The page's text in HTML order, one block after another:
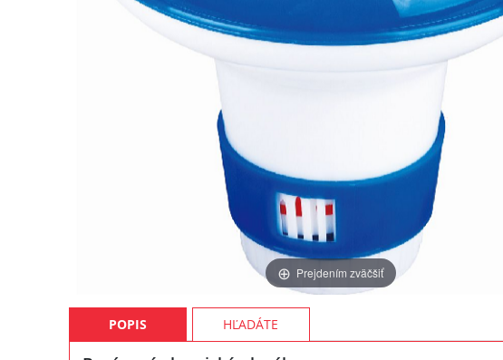
Prejdením zväčšiť
POPIS HĽADÁTE